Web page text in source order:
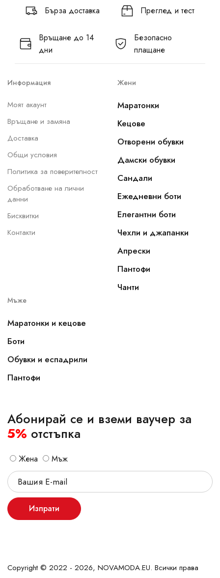
Бърза доставка Преглед и тест
Връщане до 14
дни
Безопасно
плащане
Информация
Моят акаунт
Връщане и замяна
Доставка
Общи условия
Политика за поверителност
Обработване на лични
данни
Бисквитки
Контакти
Жени
Маратонки
Кецове
Отворени обувки
Дамски обувки
Сандали
Ежедневни боти
Елегантни боти
Чехли и джапанки
Апрески
Пантофи
Чанти
Мъже
Маратонки и кецове
Боти
Обувки и еспадрили
Пантофи
Абонирай се и вземи ваучер за
5% отстъпка
Жена Мъж
Изпрати
Copyright © 2022 - 2026, NOVAMODA.EU. Всички права